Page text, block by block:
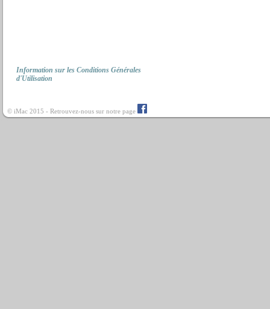
Information sur les Conditions Générales
d'Utilisation
© iMac 2015 - Retrouvez-nous sur notre page